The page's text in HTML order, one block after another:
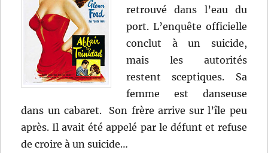
retrouvé dans l’eau du
port. L’enquête officielle
conclut à un suicide,
mais les autorités
restent sceptiques. Sa
femme est danseuse
dans un cabaret. Son frère arrive sur l’île peu
après. Il avait été appelé par le défunt et refuse
de croire à un suicide…